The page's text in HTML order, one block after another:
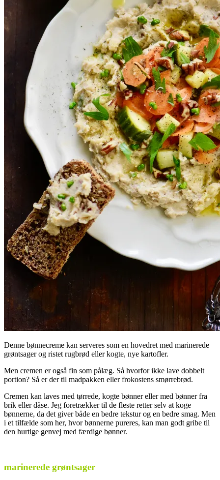
Denne bønnecreme kan serveres som en hovedret med marinerede
grøntsager og ristet rugbrød eller kogte, nye kartofler.
Men cremen er også fin som pålæg. Så hvorfor ikke lave dobbelt
portion? Så er der til madpakken eller frokostens smørrebrød.
Cremen kan laves med tørrede, kogte bønner eller med bønner fra
brik eller dåse. Jeg foretrækker til de fleste retter selv at koge
bønnerne, da det giver både en bedre tekstur og en bedre smag. Men
i et tilfælde som her, hvor bønnerne pureres, kan man godt gribe til
den hurtige genvej med færdige bønner.
marinerede grøntsager